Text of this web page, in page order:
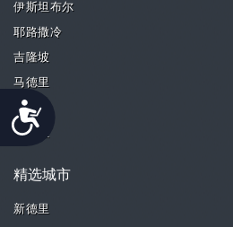
Accessibility
伊斯坦布尔
耶路撒冷
吉隆坡
马德里
马拉加
马尼拉
精选城市
新德里